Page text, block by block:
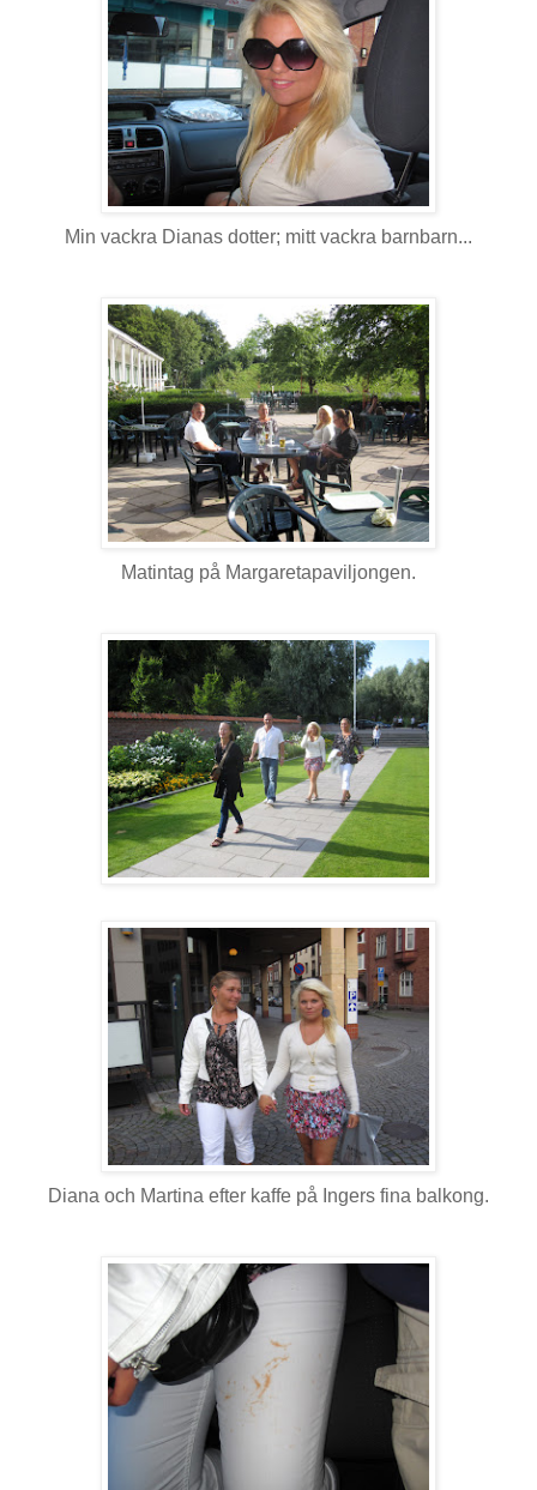
Min vackra Dianas dotter; mitt vackra barnbarn...
Matintag på Margaretapaviljongen.
Diana och Martina efter kaffe på Ingers fina balkong.